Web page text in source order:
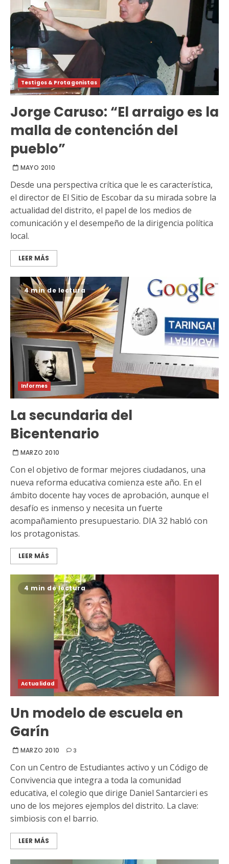
Testigos & Protagonistas
Jorge Caruso: “El arraigo es la
malla de contención del
pueblo”
MAYO 2010
Desde una perspectiva crítica que le es característica,
el director de El Sitio de Escobar da su mirada sobre la
actualidad del distrito, el papel de los medios de
comunicación y el desempeño de la dirigencia política
local.
LEER MÁS
4 min de lectura
Informes
La secundaria del
Bicentenario
MARZO 2010
Con el objetivo de formar mejores ciudadanos, una
nueva reforma educativa comienza este año. En el
ámbito docente hay voces de aprobación, aunque el
desafío es inmenso y necesita un fuerte
acompañamiento presupuestario. DIA 32 habló con
los protagonistas.
LEER MÁS
4 min de lectura
Actualidad
Un modelo de escuela en
Garín
MARZO 2010 3
Con un Centro de Estudiantes activo y un Código de
Convivencia que integra a toda la comunidad
educativa, el colegio que dirige Daniel Santarcieri es
uno de los mejores ejemplos del distrito. La clave:
simbiosis con el barrio.
LEER MÁS